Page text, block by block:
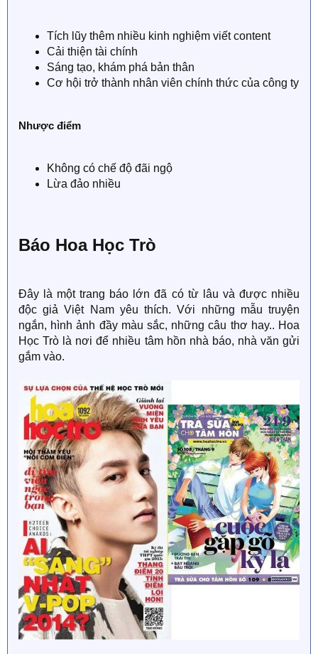
Tích lũy thêm nhiều kinh nghiệm viết content
Cải thiện tài chính
Sáng tạo, khám phá bản thân
Cơ hội trở thành nhân viên chính thức của công ty
Nhược điểm
Không có chế độ đãi ngộ
Lừa đảo nhiều
Báo Hoa Học Trò
Đây là một trang báo lớn đã có từ lâu và được nhiều
độc giả Việt Nam yêu thích. Với những mẫu truyện
ngắn, hình ảnh đầy màu sắc, những câu thơ hay.. Hoa
Học Trò là nơi để nhiều tâm hồn nhà báo, nhà văn gửi
gắm vào.